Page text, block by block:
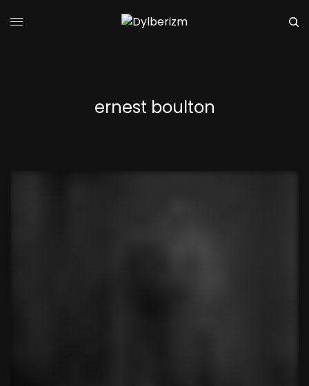
ernest boulton